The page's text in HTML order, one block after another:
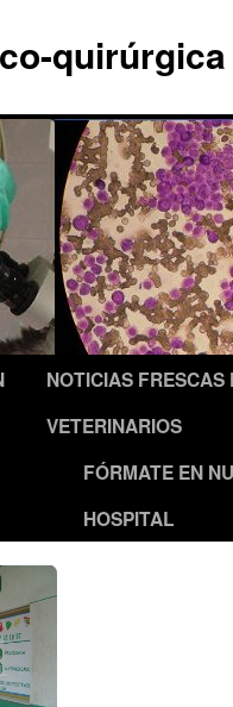
NOTICIAS FRESCAS
VETERINARIOS
FÓRMATE EN
HOSPITAL